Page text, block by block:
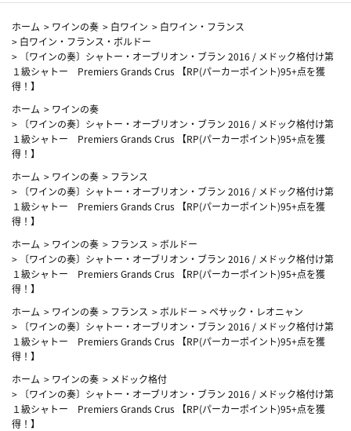
ホーム > ワインの奏 > 白ワイン > 白ワイン・フランス
> 白ワイン・フランス・ボルドー
>
〔ワインの奏〕シャトー・オーブリオン・ブラン 2016 / メドック格付け第
１級シャトー Premiers Grands Crus 【RP(パーカーポイント)95+点を獲
得！】
ホーム > ワインの奏
>
〔ワインの奏〕シャトー・オーブリオン・ブラン 2016 / メドック格付け第
１級シャトー Premiers Grands Crus 【RP(パーカーポイント)95+点を獲
得！】
ホーム > ワインの奏 > フランス
>
〔ワインの奏〕シャトー・オーブリオン・ブラン 2016 / メドック格付け第
１級シャトー Premiers Grands Crus 【RP(パーカーポイント)95+点を獲
得！】
ホーム > ワインの奏 > フランス > ボルドー
>
〔ワインの奏〕シャトー・オーブリオン・ブラン 2016 / メドック格付け第
１級シャトー Premiers Grands Crus 【RP(パーカーポイント)95+点を獲
得！】
ホーム > ワインの奏 > フランス > ボルドー >ペサック・レオニャン
>
〔ワインの奏〕シャトー・オーブリオン・ブラン 2016 / メドック格付け第
１級シャトー Premiers Grands Crus 【RP(パーカーポイント)95+点を獲
得！】
ホーム > ワインの奏 > メドック格付
>
〔ワインの奏〕シャトー・オーブリオン・ブラン 2016 / メドック格付け第
１級シャトー Premiers Grands Crus 【RP(パーカーポイント)95+点を獲
得！】